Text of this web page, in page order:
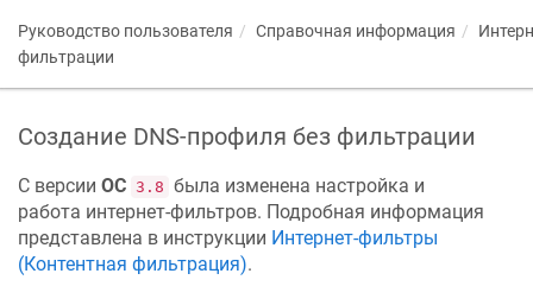
Руководство пользователя Справочная информация
фильтрации
Создание DNS-профиля без фильтрации
С версии ОС 3.8 была изменена настройка и
работа интернет-фильтров. Подробная информация
представлена в инструкции Интернет-фильтры
(Контентная фильтрация).